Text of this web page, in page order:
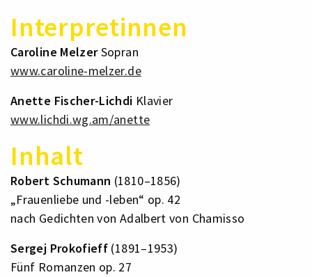
Interpretinnen
Caroline MelzerSopran
www.caroline-melzer.de
Anette Fischer-Lichdi Klavier
www.lichdi.wg.am/anette
Inhalt
Robert Schumann (1810–1856)
„Frauenliebe und -leben“ op. 42
nach Gedichten von Adalbert von Chamisso
Sergej Prokofieff (1891–1953)
Fünf Romanzen op. 27